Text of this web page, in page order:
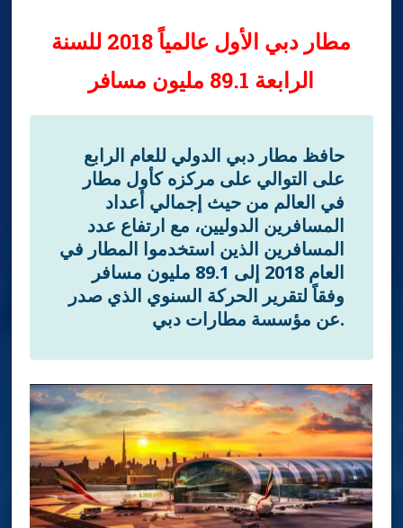
مطار
دبي الأول عالمياً 2018 للسنة
الرابعة 89.1 مليون مسافر
حافظ مطار دبي الدولي للعام الرابع
على التوالي على مركزه كأول مطار
في العالم من حيث إجمالي أعداد
المسافرين الدوليين، مع ارتفاع عدد
المسافرين الذين استخدموا المطار في
العام 2018 إلى 89.1 مليون مسافر
وفقاً لتقرير الحركة السنوي الذي صدر
عن مؤسسة مطارات دبي.